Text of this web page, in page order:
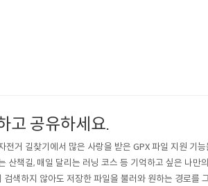
고 공유하세요.
전거 길찾기에서 많은 사랑을 받은 GPX 파일 지원 기
산책길, 매일 달리는 러닝 코스 등 기억하고 싶은 나만
색하지 않아도 저장한 파일을 불러와 원하는 경로를